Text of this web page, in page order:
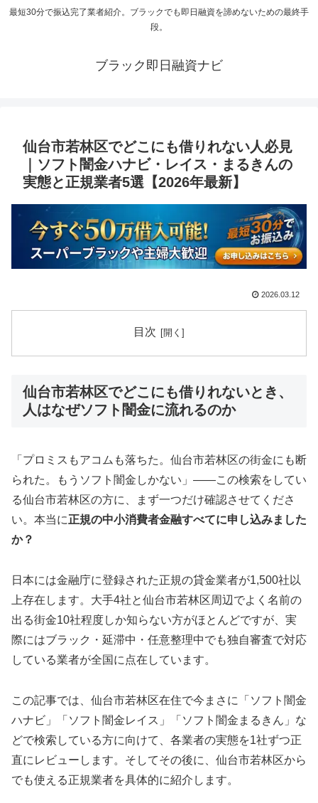
最短30分で振込完了業者紹介。ブラックでも即日融資を諦めないための最終手
段。
ブラック即日融資ナビ
仙台市若林区でどこにも借りれない人必見
｜ソフト闇金ハナビ・レイス・まるきんの
実態と正規業者5選【2026年最新】
2026.03.12
目次
仙台市若林区でどこにも借りれないとき、
人はなぜソフト闇金に流れるのか
「プロミスもアコムも落ちた。仙台市若林区の街金にも断
られた。もうソフト闇金しかない」——この検索をしてい
る仙台市若林区の方に、まず一つだけ確認させてくださ
い。本当に正規の中小消費者金融すべてに申し込みました
か？
日本には金融庁に登録された正規の貸金業者が1,500社以
上存在します。大手4社と仙台市若林区周辺でよく名前の
出る街金10社程度しか知らない方がほとんどですが、実
際にはブラック・延滞中・任意整理中でも独自審査で対応
している業者が全国に点在しています。
この記事では、仙台市若林区在住で今まさに「ソフト闇金
ハナビ」「ソフト闇金レイス」「ソフト闇金まるきん」な
どで検索している方に向けて、各業者の実態を1社ずつ正
直にレビューします。そしてその後に、仙台市若林区から
でも使える正規業者を具体的に紹介します。